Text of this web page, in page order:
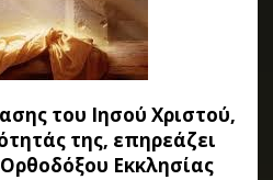
του Ιησού Χριστού,
της, επηρεάζει
Εκκλησίας